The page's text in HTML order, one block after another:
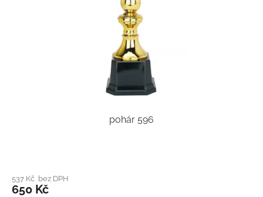
pohár 596
537 Kč bez DPH
650 Kč